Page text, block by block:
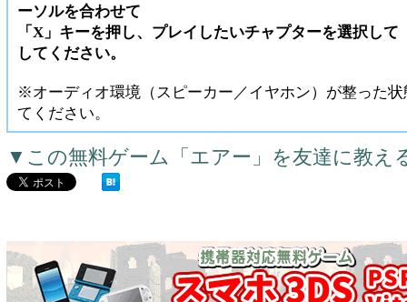
ーソルを合わせて
「X」キーを押し、プレイしたいチャプターを選択して
してください。
※オーディオ環境（スピーカー／イヤホン）が整った
てください。
▼この無料ゲーム「エアー」を友達に教え